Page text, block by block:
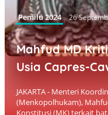
Pemilu 2024 26
Mahfud MD
Usia Capres-
JAKARTA - Menteri
(Menkopolhukam),
Konstitusi (MK) terkait